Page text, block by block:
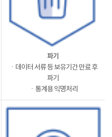
파기
ㆍ데이터 서류 등 보유기간 만료 후
파기
ㆍ통계용 익명처리